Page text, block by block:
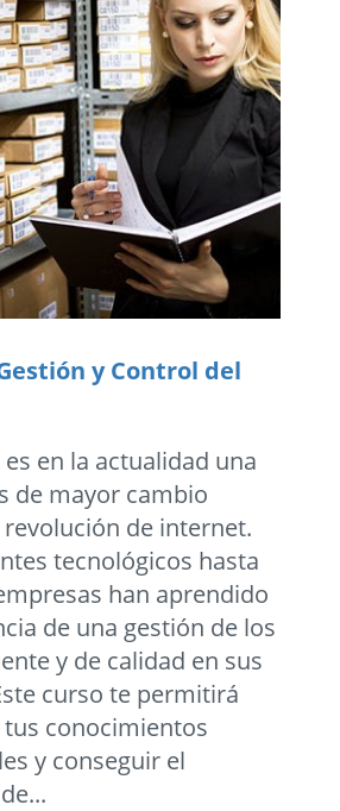
y Control del
en la actualidad una
de mayor cambio
de internet.
tecnológicos hasta
han aprendido
de una gestión de los
y de calidad en sus
curso te permitirá
conocimientos
y conseguir el